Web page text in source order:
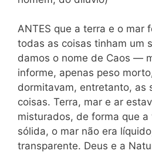
ANTES que a terra e o mar
todas as coisas tinham um
damos o nome de Caos —
informe, apenas peso
dormitavam, entretanto, as
coisas. Terra, mar e ar
misturados, de forma que a
sólida, o mar não era
transparente. Deus e a